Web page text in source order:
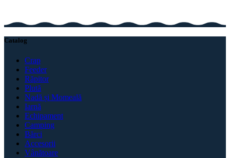
Catalog
Crap
Feeder
Răpitor
Plută
Nadă și Momeală
Iarnă
Echipament
Camping
Bărci
Accesorii
Vânătoare